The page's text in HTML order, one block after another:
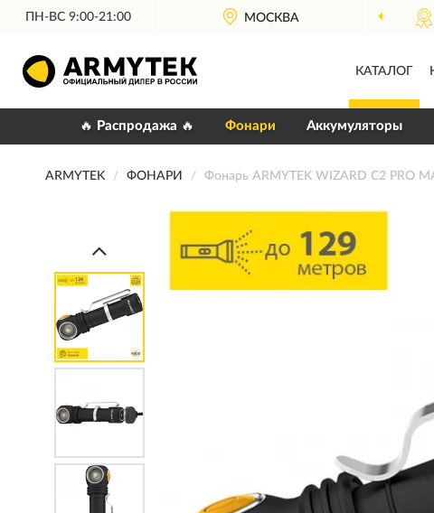
ПН-ВС 9:00-21:00 МОСКВА
ОФИЦИАЛЬНЫЙДИЛЕР ARMYTEK
КАТАЛОГ
🔥 Распродажа 🔥 Фонари Аккумуляторы
ARMYTEK ФОНАРИ Фонарь ARMYTEK WIZARD C2 PRO